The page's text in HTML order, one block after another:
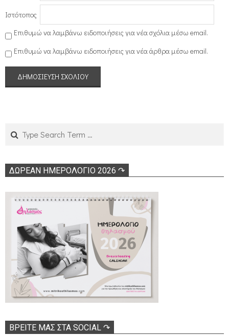
Ιστότοπος
Επιθυμώ να λαμβάνω ειδοποιήσεις για νέα σχόλια μέσω email.
Επιθυμώ να λαμβάνω ειδοποιήσεις για νέα άρθρα μέσω email.
Search
ΔΩΡΕΑΝ ΗΜΕΡΟΛΟΓΙΟ 2026 ↷
ΒΡΕΊΤΕ ΜΑΣ ΣΤΑ SOCIAL ↷